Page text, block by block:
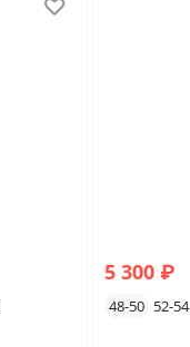
5 300 ₽
48-50 52-54